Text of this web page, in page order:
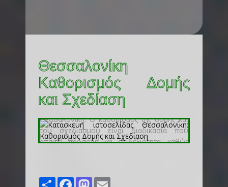
Θεσσαλονίκη
Καθορισμός Δομής
και Σχεδίαση
Share FacebookMastodon